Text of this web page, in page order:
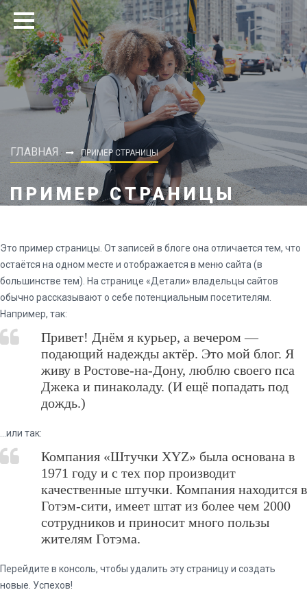
ГЛАВНАЯ ПРИМЕР СТРАНИЦЫ
ПРИМЕР СТРАНИЦЫ
Это пример страницы. От записей в блоге она отличается тем, что
остаётся на одном месте и отображается в меню сайта (в
большинстве тем). На странице «Детали» владельцы сайтов
обычно рассказывают о себе потенциальным посетителям.
Например, так:
Привет! Днём я курьер, а вечером —
подающий надежды актёр. Это мой блог. Я
живу в Ростове-на-Дону, люблю своего пса
Джека и пинаколаду. (И ещё попадать под
дождь.)
…или так:
Компания «Штучки XYZ» была основана в
1971 году и с тех пор производит
качественные штучки. Компания находится в
Готэм-сити, имеет штат из более чем 2000
сотрудников и приносит много пользы
жителям Готэма.
Перейдите в консоль, чтобы удалить эту страницу и создать
новые. Успехов!